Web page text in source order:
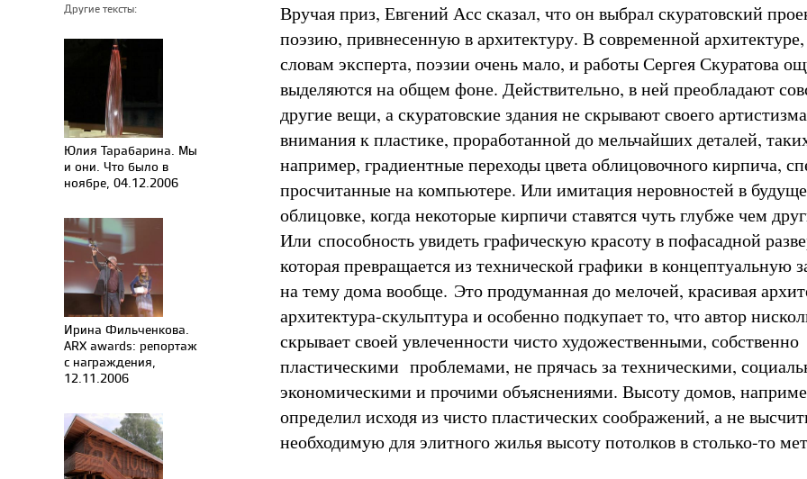
Другие тексты:
Юлия Тарабарина. Мы
и они. Что было в
ноябре, 04.12.2006
Ирина Фильченкова.
ARX awards: репортаж
с награждения,
12.11.2006
Вручая приз, Евгений Асс сказал, что он выбрал скуратовский
поэзию, привнесенную в архитектуру. В современной
словам эксперта, поэзии очень мало, и работы Сергея Скуратова
выделяются на общем фоне. Действительно, в ней преобладают
другие вещи, а скуратовские здания не скрывают своего
внимания к пластике, проработанной до мельчайших деталей,
например, градиентные переходы цвета облицовочного кирпича,
просчитанные на компьютере. Или имитация неровностей в
облицовке, когда некоторые кирпичи ставятся чуть глубже чем
Или способность увидеть графическую красоту в пофасадной
которая превращается из технической графики в концептуальную
на тему дома вообще. Это продуманная до мелочей, красивая
архитектура-скульптура и особенно подкупает то, что автор
скрывает своей увлеченности чисто художественными, собственно
пластическими проблемами, не прячась за техническими,
экономическими и прочими объяснениями. Высоту домов,
определил исходя из чисто пластических соображений, а не
необходимую для элитного жилья высоту потолков в столько-то